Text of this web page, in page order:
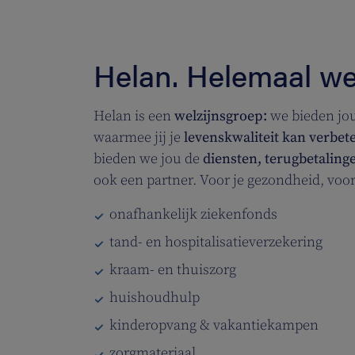
Helan. Helemaal
Helan is eenwelzijnsgroep: we bieden
waarmee jij je levenskwaliteit kan
bieden we jou de diensten,
ook een partner. Voor je gezondheid,
onafhankelijk ziekenfonds
tand- en hospitalisatieverzekering
kraam- en thuiszorg
huishoudhulp
kinderopvang & vakantiekampen